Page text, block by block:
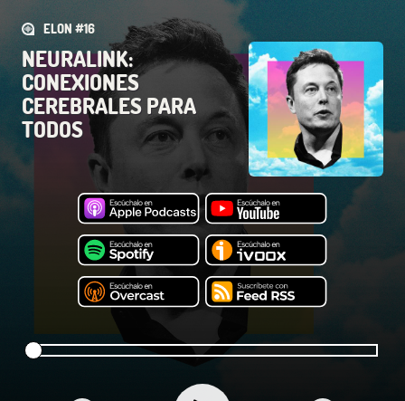
ELON #16
NEURALINK:
CONEXIONES
CEREBRALES PARA
TODOS